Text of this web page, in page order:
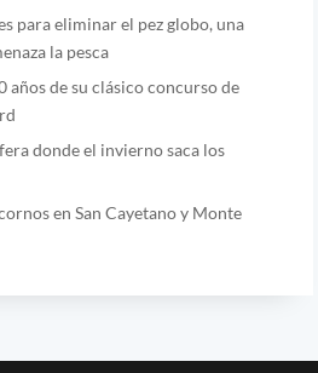
para eliminar el pez globo, una
la pesca
años de su clásico concurso de
donde el invierno saca los
en San Cayetano y Monte